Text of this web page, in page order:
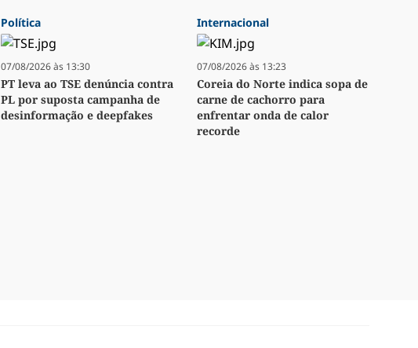
Política
07/08/2026 às 13:30
PT leva ao TSE denúncia contra
PL por suposta campanha de
desinformação e deepfakes
Internacional
07/08/2026 às 13:23
Coreia do Norte indica sopa de
carne de cachorro para
enfrentar onda de calor
recorde